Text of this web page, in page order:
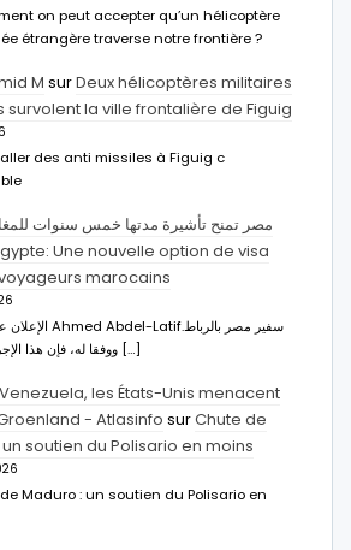
on peut accepter qu’un hélicoptère
étrangère traverse notre frontière ?
M surDeux hélicoptères militaires
survolent la ville frontalière de Figuig
des anti missiles à Figuig c
مصر تمنح تأشيرة مدتها خمس سنوات
Une nouvelle option de visa
marocains
ووفقا له، فإن هذا الإجراء يهدف إلى […]
les États-Unis menacent
- Atlasinfo surChute de
soutien du Polisario en moins
Maduro : un soutien du Polisario en